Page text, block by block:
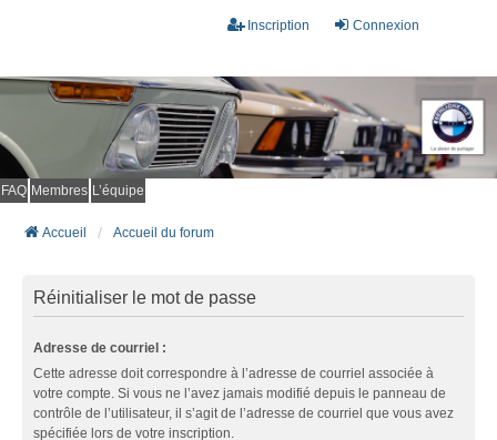
Connexion
Inscription
FAQ Membres L’équipe
Accueil Accueil du forum
Réinitialiser le mot de passe
Adresse de courriel :
Cette adresse doit correspondre à l’adresse de courriel associée à
votre compte. Si vous ne l’avez jamais modifié depuis le panneau de
contrôle de l’utilisateur, il s’agit de l’adresse de courriel que vous avez
spécifiée lors de votre inscription.